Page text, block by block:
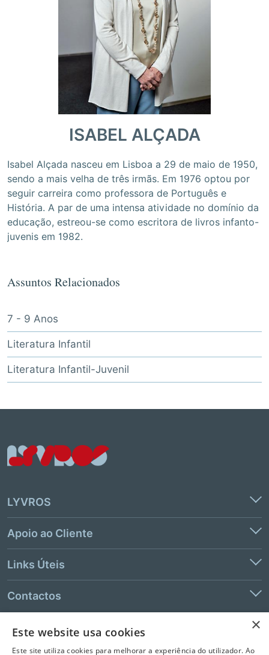
ISABEL ALÇADA
Isabel Alçada nasceu em Lisboa a 29 de maio de 1950,
sendo a mais velha de três irmãs. Em 1976 optou por
seguir carreira como professora de Português e
História. A par de uma intensa atividade no domínio da
educação, estreou-se como escritora de livros infanto-
juvenis em 1982.
Assuntos Relacionados
7 - 9 Anos
Literatura Infantil
Literatura Infantil-Juvenil
LYVROS
Apoio ao Cliente
Links Úteis
Contactos
© 2026 LeYa, S.A. Todos os direitos reservados. Não é permitida a
×
Este website usa cookies
Este site utiliza cookies para melhorar a experiência do utilizador. Ao